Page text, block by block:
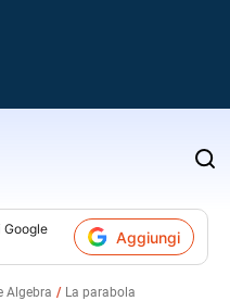
Google
Aggiungi
Algebra La parabola